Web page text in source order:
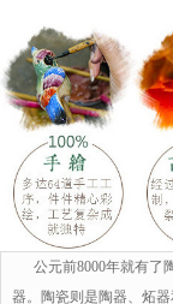
公元前8000年就有了
器。陶瓷则是陶器、炻